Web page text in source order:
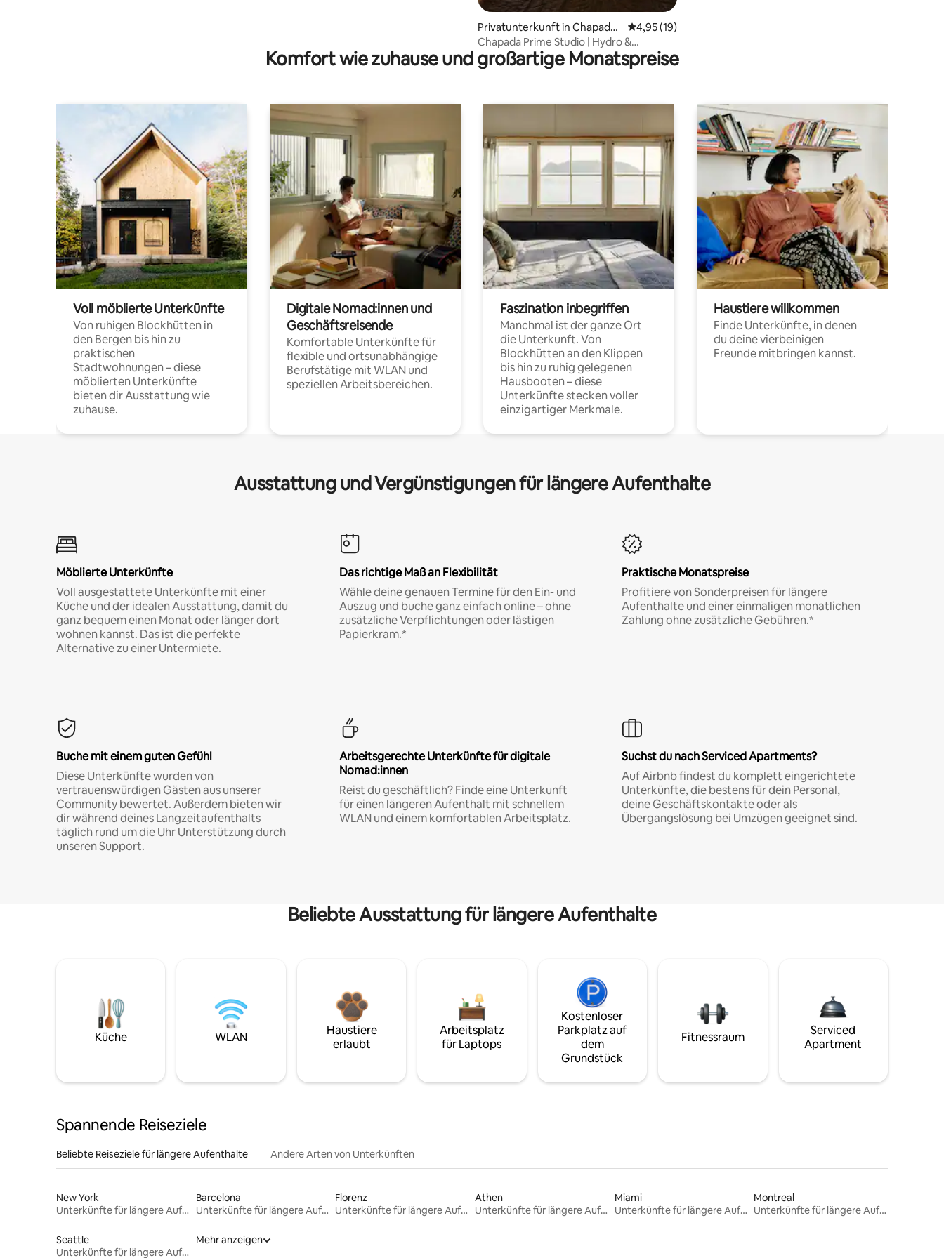
Privatunterkunft in Chapada
dos Guimarães
Durchschnittliche Bewertung: 4,95 von 5, 19 Bewertungen
4,95 (19)
Chapada Prime Studio | Hydro &
Romantisches Refugium
Komfort wie zuhause und großartige Monatspreise
Voll möblierte Unterkünfte
Von ruhigen Blockhütten in
den Bergen bis hin zu
praktischen
Stadtwohnungen – diese
möblierten Unterkünfte
bieten dir Ausstattung wie
zuhause.
Digitale Nomad:innen und
Geschäftsreisende
Komfortable Unterkünfte für
flexible und ortsunabhängige
Berufstätige mit WLAN und
speziellen Arbeitsbereichen.
Faszination inbegriffen
Manchmal ist der ganze Ort
die Unterkunft. Von
Blockhütten an den Klippen
bis hin zu ruhig gelegenen
Hausbooten – diese
Unterkünfte stecken voller
einzigartiger Merkmale.
Haustiere willkommen
Finde Unterkünfte, in denen
du deine vierbeinigen
Freunde mitbringen kannst.
Ausstattung und Vergünstigungen für längere Aufenthalte
Möblierte Unterkünfte
Voll ausgestattete Unterkünfte mit einer
Küche und der idealen Ausstattung, damit du
ganz bequem einen Monat oder länger dort
wohnen kannst. Das ist die perfekte
Alternative zu einer Untermiete.
Das richtige Maß an Flexibilität
Wähle deine genauen Termine für den Ein- und
Auszug und buche ganz einfach online – ohne
zusätzliche Verpflichtungen oder lästigen
Papierkram.*
Praktische Monatspreise
Profitiere von Sonderpreisen für längere
Aufenthalte und einer einmaligen monatlichen
Zahlung ohne zusätzliche Gebühren.*
Buche mit einem guten Gefühl
Diese Unterkünfte wurden von
vertrauenswürdigen Gästen aus unserer
Community bewertet. Außerdem bieten wir
dir während deines Langzeitaufenthalts
täglich rund um die Uhr Unterstützung durch
unseren Support.
Arbeitsgerechte Unterkünfte für digitale
Nomad:innen
Reist du geschäftlich? Finde eine Unterkunft
für einen längeren Aufenthalt mit schnellem
WLAN und einem komfortablen Arbeitsplatz.
Suchst du nach Serviced Apartments?
Auf Airbnb findest du komplett eingerichtete
Unterkünfte, die bestens für dein Personal,
deine Geschäftskontakte oder als
Übergangslösung bei Umzügen geeignet sind.
Beliebte Ausstattung für längere Aufenthalte
Küche WLAN
Haustiere
erlaubt
Arbeitsplatz
für Laptops
Kostenloser
Parkplatz auf
dem
Grundstück
Fitnessraum
Serviced
Apartment
Spannende Reiseziele
Beliebte Reiseziele für längere Aufenthalte Andere Arten von Unterkünften
New York
Unterkünfte für längere Aufenthalte
Barcelona
Unterkünfte für längere Aufenthalte
Florenz
Unterkünfte für längere Aufenthalte
Athen
Unterkünfte für längere Aufenthalte
Miami
Unterkünfte für längere Aufenthalte
Montreal
Unterkünfte für längere Aufenthalte
Seattle
Unterkünfte für längere Aufenthalte
Mehr anzeigen